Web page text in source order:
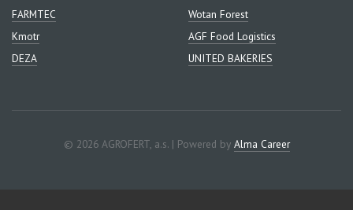
FARMTEC
Wotan Forest
Kmotr
AGF Food Logistics
DEZA
UNITED BAKERIES
© 2026 AGROFERT, a.s. | Powered by Alma Career